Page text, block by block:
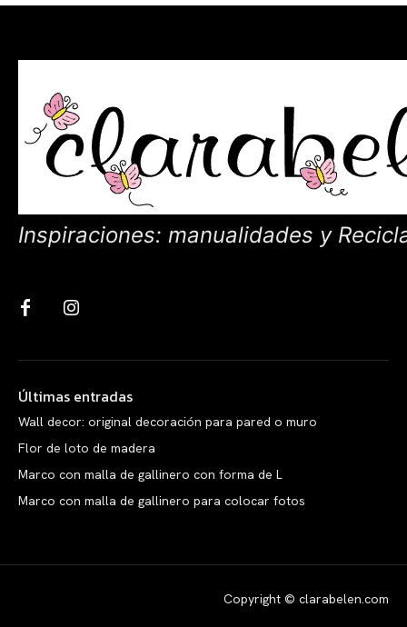
Inspiraciones: manualidades y
Últimas entradas
Wall decor: original decoración para pared o muro
Flor de loto de madera
Marco con malla de gallinero con forma de L
Marco con malla de gallinero para colocar fotos
Copyright © clarabelen.com